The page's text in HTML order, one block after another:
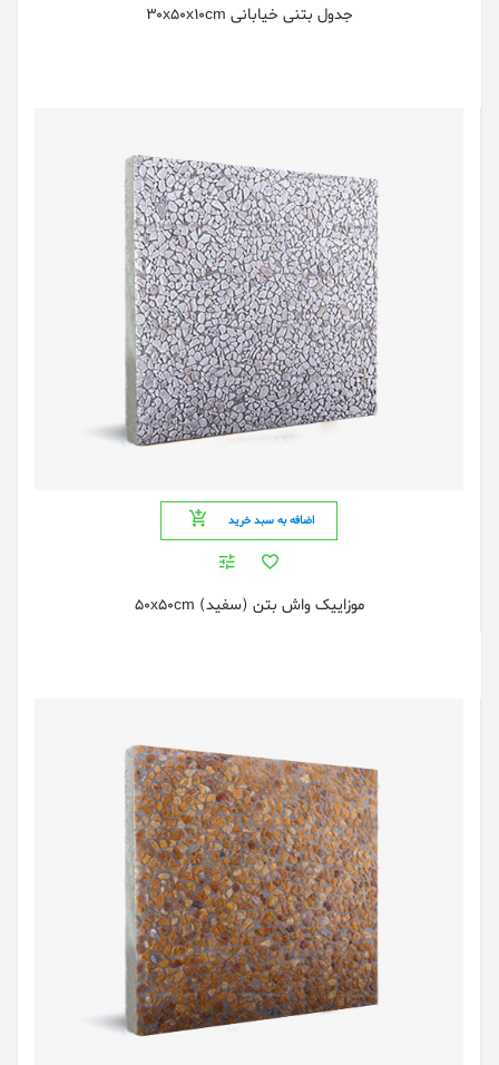
جدول بتنی خیابانی 30x50x10cm
اضافه به سبد خرید
موزاییک واش بتن (سفید) 50x50cm